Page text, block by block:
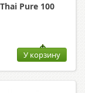
Pure 100
У корзину